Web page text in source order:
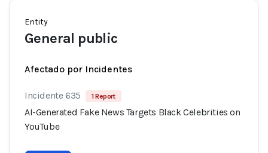
Entity
General public
Afectado por Incidentes
Incidente 635 1 Report
AI-Generated Fake News Targets Black Celebrities on
YouTube